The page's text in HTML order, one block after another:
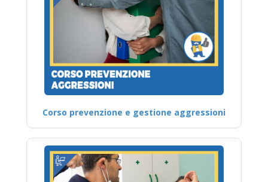
Corso prevenzione e gestione aggressioni